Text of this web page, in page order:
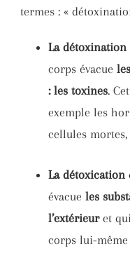
termes : «
La détoxination
corps évacue
: les toxines.
exemple les
cellules
La détoxication
évacue les
l’extérieuret
corps lui-même